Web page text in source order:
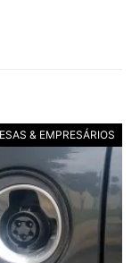
& EMPRESÁRIOS